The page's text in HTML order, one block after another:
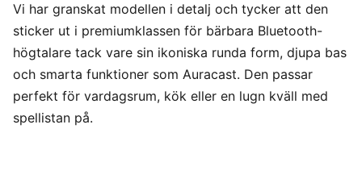
Vi har granskat modellen i detalj och tycker att den
sticker ut i premiumklassen för bärbara Bluetooth-
högtalare tack vare sin ikoniska runda form, djupa bas
och smarta funktioner som Auracast. Den passar
perfekt för vardagsrum, kök eller en lugn kväll med
spellistan på.